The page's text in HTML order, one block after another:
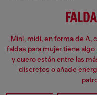
Mini, midi, en forma de A,
faldas para mujer tiene
y cuero están entre las
discretos o añade